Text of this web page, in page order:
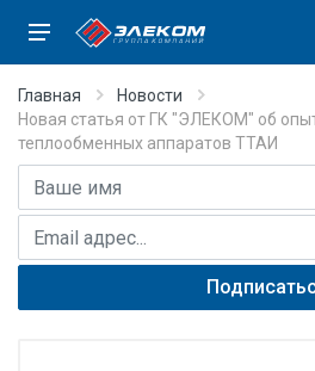
Главная
Новости
Новая статья от ГК "ЭЛЕКОМ" об
теплообменных аппаратов ТТАИ
Имя
E-mail адрес